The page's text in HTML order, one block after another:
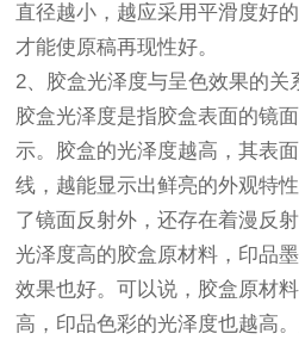
直径越小，越应采用平滑度好
才能使原稿再现性好。
2、胶盒光泽度与呈色效果的关
胶盒光泽度是指胶盒表面的镜
示。胶盒的光泽度越高，其表
线，越能显示出鲜亮的外观特
了镜面反射外，还存在着漫反
光泽度高的胶盒原材料，印品
效果也好。可以说，胶盒原材
高，印品色彩的光泽度也越高